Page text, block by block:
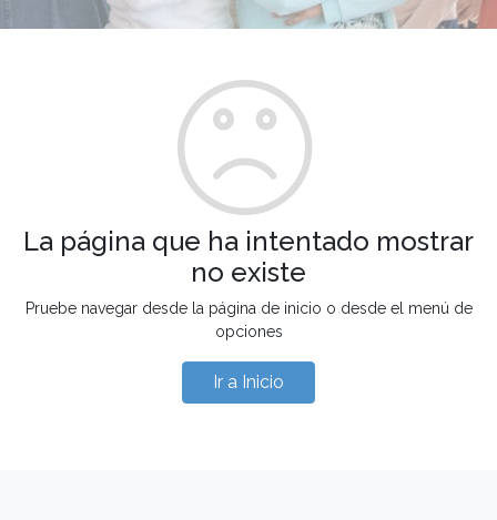
La página que ha intentado mostrar
no existe
Pruebe navegar desde la página de inicio o desde el menú de
opciones
Ir a Inicio